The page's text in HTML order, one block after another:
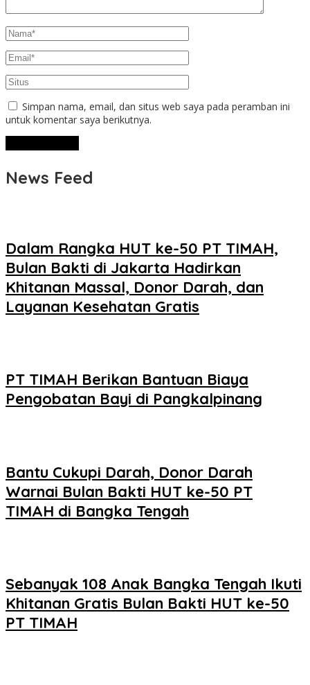
Simpan nama, email, dan situs web saya pada peramban ini
untuk komentar saya berikutnya.
News Feed
Dalam Rangka HUT ke-50 PT TIMAH,
Bulan Bakti di Jakarta Hadirkan
Khitanan Massal, Donor Darah, dan
Layanan Kesehatan Gratis
PT TIMAH Berikan Bantuan Biaya
Pengobatan Bayi di Pangkalpinang
Bantu Cukupi Darah, Donor Darah
Warnai Bulan Bakti HUT ke-50 PT
TIMAH di Bangka Tengah
Sebanyak 108 Anak Bangka Tengah Ikuti
Khitanan Gratis Bulan Bakti HUT ke-50
PT TIMAH